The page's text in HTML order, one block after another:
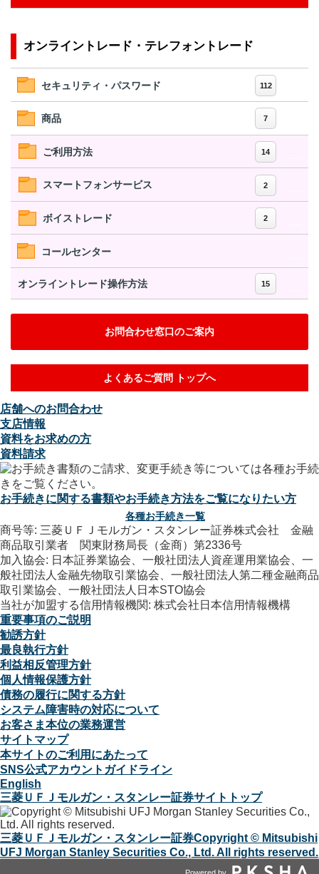
オンライントレード・テレフォントレード
セキュリティ・パスワード 112
商品 7
ご利用方法 14
スマートフォンサービス 2
ボイストレード 2
コールセンター
オンライントレード操作方法 15
お問合わせ窓口のご案内
よくあるご質問 トップへ
店舗へのお問合わせ
支店情報
資料をお求めの方
資料請求
お手続きに関する書類やお手続き方法をご覧になりたい方
各種お手続き一覧
商号等: 三菱ＵＦＪモルガン・スタンレー証券株式会社 金融
商品取引業者 関東財務局長（金商）第2336号
加入協会: 日本証券業協会、一般社団法人資産運用業協会、一
般社団法人金融先物取引業協会、一般社団法人第二種金融商品
取引業協会、一般社団法人日本STO協会
当社が加盟する信用情報機関: 株式会社日本信用情報機構
重要事項のご説明
勧誘方針
最良執行方針
利益相反管理方針
個人情報保護方針
債務の履行に関する方針
システム障害時の対応について
お客さま本位の業務運営
サイトマップ
本サイトのご利用にあたって
SNS公式アカウントガイドライン
English
三菱ＵＦＪモルガン・スタンレー証券サイトトップ
三菱ＵＦＪモルガン・スタンレー証券Copyright © Mitsubishi
UFJ Morgan Stanley Securities Co., Ltd. All rights reserved.
Powered by